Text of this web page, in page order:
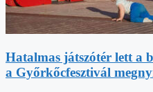
Hatalmas játszótér lett a
a Győrkőcfesztivál